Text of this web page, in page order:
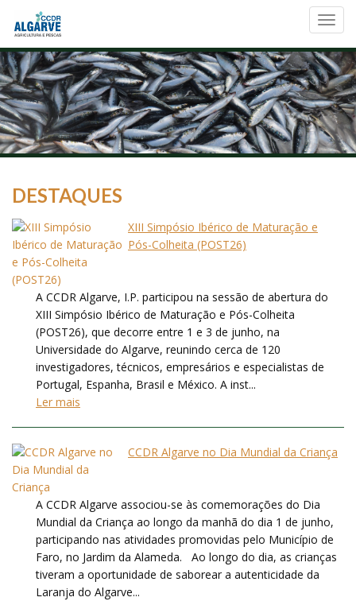
DESTAQUES
XIII Simpósio Ibérico de Maturação e
Pós-Colheita (POST26)
A CCDR Algarve, I.P. participou na sessão de abertura do
XIII Simpósio Ibérico de Maturação e Pós-Colheita
(POST26), que decorre entre 1 e 3 de junho, na
Universidade do Algarve, reunindo cerca de 120
investigadores, técnicos, empresários e especialistas de
Portugal, Espanha, Brasil e México. A inst...
Ler mais
CCDR Algarve no Dia Mundial da Criança
A CCDR Algarve associou-se às comemorações do Dia
Mundial da Criança ao longo da manhã do dia 1 de junho,
participando nas atividades promovidas pelo Município de
Faro, no Jardim da Alameda. Ao longo do dia, as crianças
tiveram a oportunidade de saborear a autenticidade da
Laranja do Algarve...